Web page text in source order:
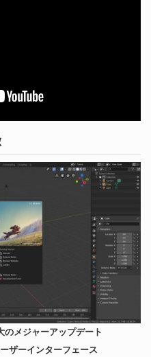
のメジャーアップデート
ザーインターフェース